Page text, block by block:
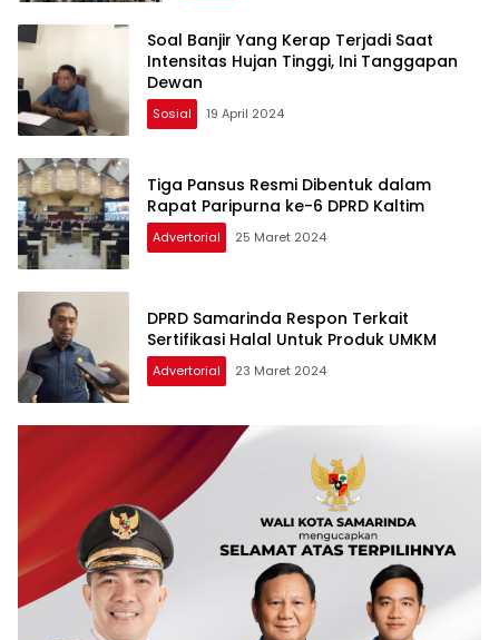
Soal Banjir Yang Kerap Terjadi Saat
Intensitas Hujan Tinggi, Ini Tanggapan
Dewan
Sosial 19 April 2024
Tiga Pansus Resmi Dibentuk dalam
Rapat Paripurna ke-6 DPRD Kaltim
Advertorial 25 Maret 2024
DPRD Samarinda Respon Terkait
Sertifikasi Halal Untuk Produk UMKM
Advertorial 23 Maret 2024